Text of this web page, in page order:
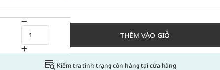
THÊM VÀO GIỎ
Kiểm tra tình trạng còn hàng tại cửa hàng